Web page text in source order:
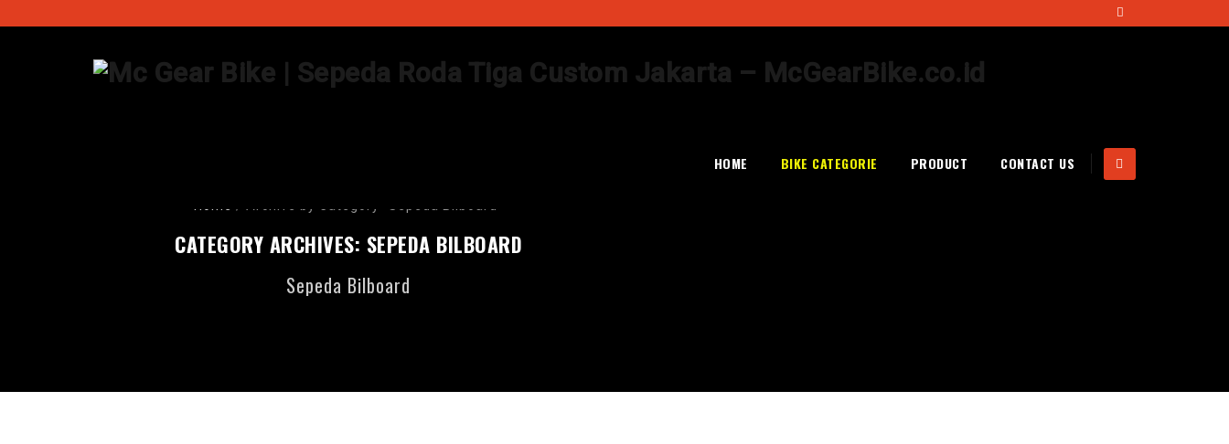
content
HOME BIKE CATEGORIE PRODUCT CONTACT US
CATEGORY ARCHIVES: SEPEDA BILBOARD
Sepeda Bilboard